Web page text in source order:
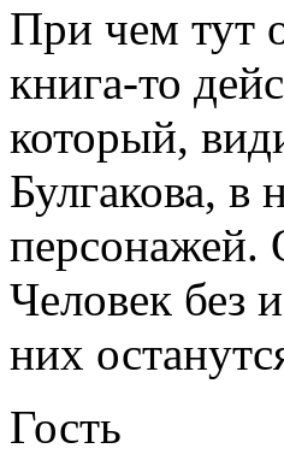
При чем тут
книга-то
который,
Булгакова, в
персонажей.
Человек без
них
Гость